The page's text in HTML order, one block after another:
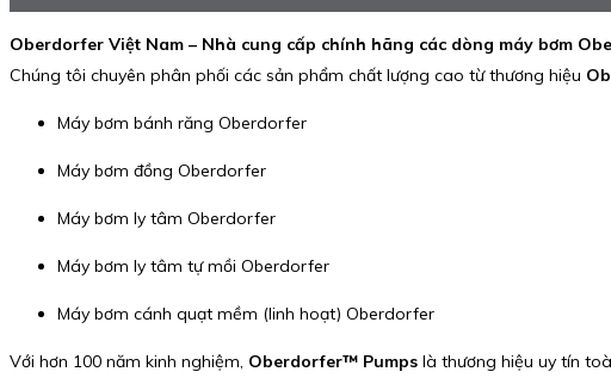
Oberdorfer Việt Nam – Nhà cung cấp chính hãng các dòng máy bơm
Chúng tôi chuyên phân phối các sản phẩm chất lượng cao từ thương hiệu
Máy bơm bánh răng Oberdorfer
Máy bơm đồng Oberdorfer
Máy bơm ly tâm Oberdorfer
Máy bơm ly tâm tự mồi Oberdorfer
Máy bơm cánh quạt mềm (linh hoạt) Oberdorfer
Với hơn 100 năm kinh nghiệm, Oberdorfer™ Pumps là thương hiệu uy tín